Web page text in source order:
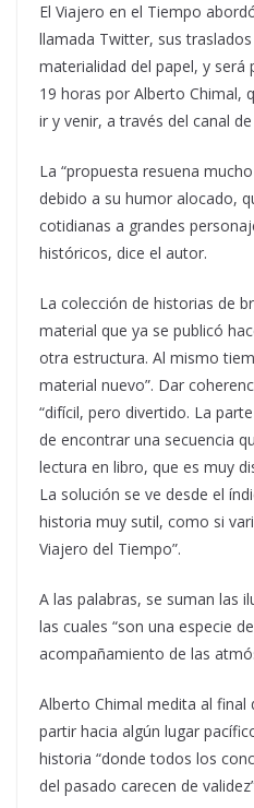
El Viajero en el Tiempo
llamada Twitter, sus
materialidad del papel, y será
19 horas por Alberto Chimal,
ir y venir, a través del canal
La “propuesta resuena
debido a su humor alocado,
cotidianas a grandes
históricos, dice el autor.
La colección de historias de
material que ya se publicó
otra estructura. Al mismo
material nuevo”. Dar
“difícil, pero divertido. La
de encontrar una secuencia
lectura en libro, que es muy
La solución se ve desde el
historia muy sutil, como si
Viajero del Tiempo”.
A las palabras, se suman las
las cuales “son una especie
acompañamiento de las
Alberto Chimal medita al final
partir hacia algún lugar
historia “donde todos los
del pasado carecen de